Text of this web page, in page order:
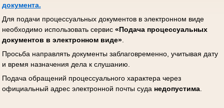
документа.
Для подачи процессуальных документов в электронном виде
необходимо использовать сервис «Подача процессуальных
документов в электронном виде».
Просьба направлять документы заблаговременно, учитывая дату
и время назначения дела к слушанию.
Подача обращений процессуального характера через
официальный адрес электронной почты суда недопустима.